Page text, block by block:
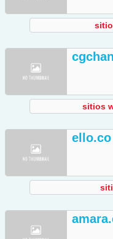
sitios
ello.co